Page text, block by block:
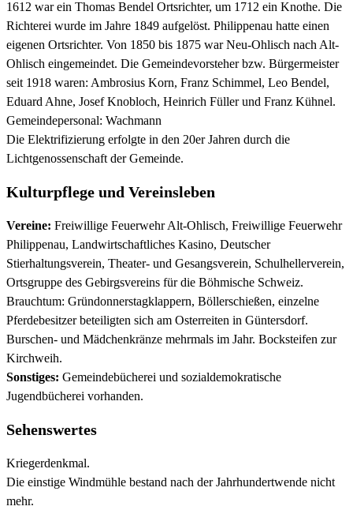
1612 war ein Thomas Bendel Ortsrichter, um 1712 ein Knothe. Die
Richterei wurde im Jahre 1849 aufgelöst. Philippenau hatte einen
eigenen Ortsrichter. Von 1850 bis 1875 war Neu-Ohlisch nach Alt-
Ohlisch eingemeindet. Die Gemeindevorsteher bzw. Bürgermeister
seit 1918 waren: Ambrosius Korn, Franz Schimmel, Leo Bendel,
Eduard Ahne, Josef Knobloch, Heinrich Füller und Franz Kühnel.
Gemeindepersonal: Wachmann
Die Elektrifizierung erfolgte in den 20er Jahren durch die
Lichtgenossenschaft der Gemeinde.
Kulturpflege und Vereinsleben
Vereine: Freiwillige Feuerwehr Alt-Ohlisch, Freiwillige Feuerwehr
Philippenau, Landwirtschaftliches Kasino, Deutscher
Stierhaltungsverein, Theater- und Gesangsverein, Schulhellerverein,
Ortsgruppe des Gebirgsvereins für die Böhmische Schweiz.
Brauchtum: Gründonnerstagklappern, Böllerschießen, einzelne
Pferdebesitzer beteiligten sich am Osterreiten in Güntersdorf.
Burschen- und Mädchenkränze mehrmals im Jahr. Bocksteifen zur
Kirchweih.
Sonstiges: Gemeindebücherei und sozialdemokratische
Jugendbücherei vorhanden.
Sehenswertes
Kriegerdenkmal.
Die einstige Windmühle bestand nach der Jahrhundertwende nicht
mehr.